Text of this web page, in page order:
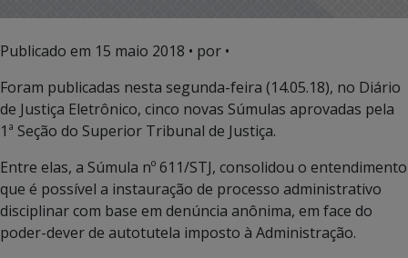
Publicado em 15 maio 2018 • por •
Foram publicadas nesta segunda-feira (14.05.18), no Diário
de Justiça Eletrônico, cinco novas Súmulas aprovadas pela
1ª Seção do Superior Tribunal de Justiça.
Entre elas, a Súmula nº 611/STJ, consolidou o entendimento
que é possível a instauração de processo administrativo
disciplinar com base em denúncia anônima, em face do
poder-dever de autotutela imposto à Administração.